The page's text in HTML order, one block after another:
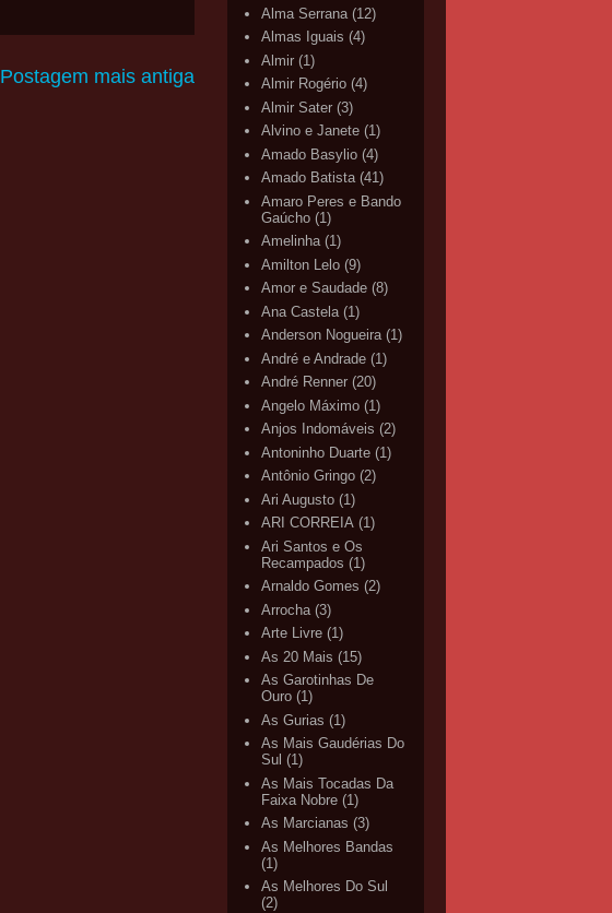
Postagem mais antiga
Alma Serrana (12)
Almas Iguais (4)
Almir (1)
Almir Rogério (4)
Almir Sater (3)
Alvino e Janete (1)
Amado Basylio (4)
Amado Batista (41)
Amaro Peres e Bando
Gaúcho (1)
Amelinha (1)
Amilton Lelo (9)
Amor e Saudade (8)
Ana Castela (1)
Anderson Nogueira (1)
André e Andrade (1)
André Renner (20)
Angelo Máximo (1)
Anjos Indomáveis (2)
Antoninho Duarte (1)
Antônio Gringo (2)
Ari Augusto (1)
ARI CORREIA (1)
Ari Santos e Os
Recampados (1)
Arnaldo Gomes (2)
Arrocha (3)
Arte Livre (1)
As 20 Mais (15)
As Garotinhas De
Ouro (1)
As Gurias (1)
As Mais Gaudérias Do
Sul (1)
As Mais Tocadas Da
Faixa Nobre (1)
As Marcianas (3)
As Melhores Bandas
(1)
As Melhores Do Sul
(2)